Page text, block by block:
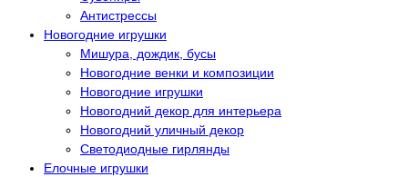
Антистрессы
Новогодние игрушки
Мишура, дождик, бусы
Новогодние венки и композиции
Новогодние игрушки
Новогодний декор для интерьера
Новогодний уличный декор
Светодиодные гирлянды
Елочные игрушки